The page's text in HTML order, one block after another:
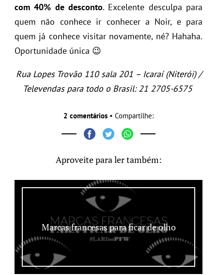
com 40% de desconto. Excelente desculpa para
quem não conhece ir conhecer a Noir, e para
quem já conhece visitar novamente, né? Hahaha.
Oportunidade única 😉
Rua Lopes Trovão 110 sala 201 – Icaraí (Niterói) /
Televendas para todo o Brasil: 21 2705-6575
2 comentários • Compartilhe:
Aproveite para ler também:
Marcas francesas para ficar de olho